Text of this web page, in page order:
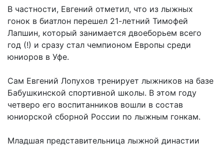
В частности, Евгений отметил, что из лыжных
гонок в биатлон перешел 21-летний Тимофей
Лапшин, который занимается двоеборьем всего
год (!) и сразу стал чемпионом Европы среди
юниоров в Уфе.
Сам Евгений Лопухов тренирует лыжников на базе
Бабушкинской спортивной школы. В этом году
четверо его воспитанников вошли в состав
юниорской сборной России по лыжным гонкам.
Младшая представительница лыжной династии